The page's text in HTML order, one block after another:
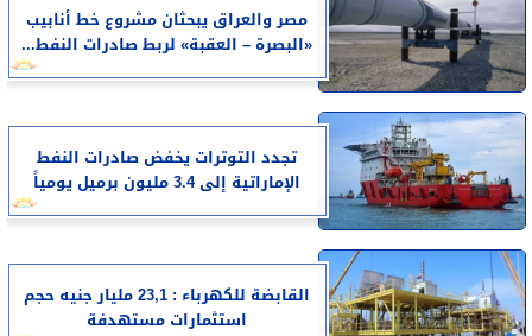
مصر والعراق يبحثان مشروع خط أنابيب
«البصرة – العقبة» لربط صادرات النفط...
تجدد التوترات يخفض صادرات النفط
الإماراتية إلى 3.4 مليون برميل يومياً
القابضة للكهرباء : 23,1 مليار جنيه حجم
استثمارات مستهدفة